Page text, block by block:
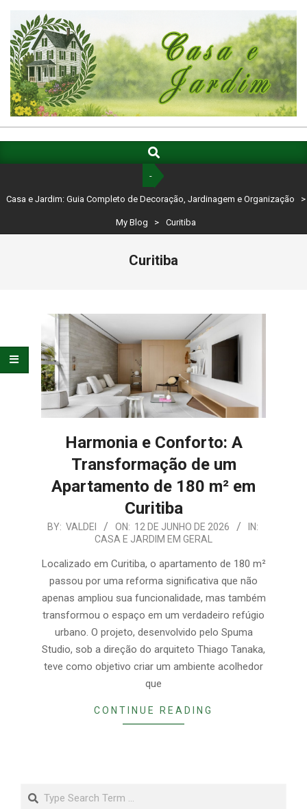
content
CASA
E
GUIA
COMPLETO
DECORAÇÃO,
ORGANIZAÇÃO
Navigation
Search
-
Casa e Jardim: Guia Completo de Decoração, Jardinagem e Organização >
My Blog > Curitiba
Curitiba
Harmonia e Conforto: A
Transformação de um
Apartamento de 180 m² em
Curitiba
2026-
12
BY: VALDEI ON: 12 DE JUNHO DE 2026
IN:
CASA E JARDIM EM GERAL
Localizado em Curitiba, o apartamento de 180 m²
passou por uma reforma significativa que não
apenas ampliou sua funcionalidade, mas também
transformou o espaço em um verdadeiro refúgio
urbano. O projeto, desenvolvido pelo Spuma
Studio, sob a direção do arquiteto Thiago Tanaka,
teve como objetivo criar um ambiente acolhedor
que
CONTINUE READING
Search